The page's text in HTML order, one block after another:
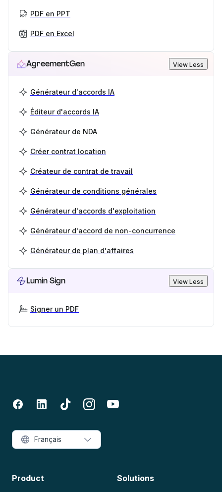
PDF en PPT
PDF en Excel
AgreementGen View Less
Générateur d'accords IA
Éditeur d'accords IA
Générateur de NDA
Créer contrat location
Créateur de contrat de travail
Générateur de conditions générales
Générateur d'accords d'exploitation
Générateur d'accord de non-concurrence
Générateur de plan d'affaires
Lumin Sign View Less
Signer un PDF
Product Solutions
Français